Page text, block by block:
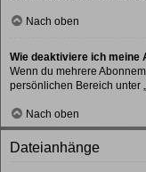
Nach oben
Wie deaktiviere ich meine
Wenn du mehrere
persönlichen Bereich unter
Nach oben
Dateianhänge